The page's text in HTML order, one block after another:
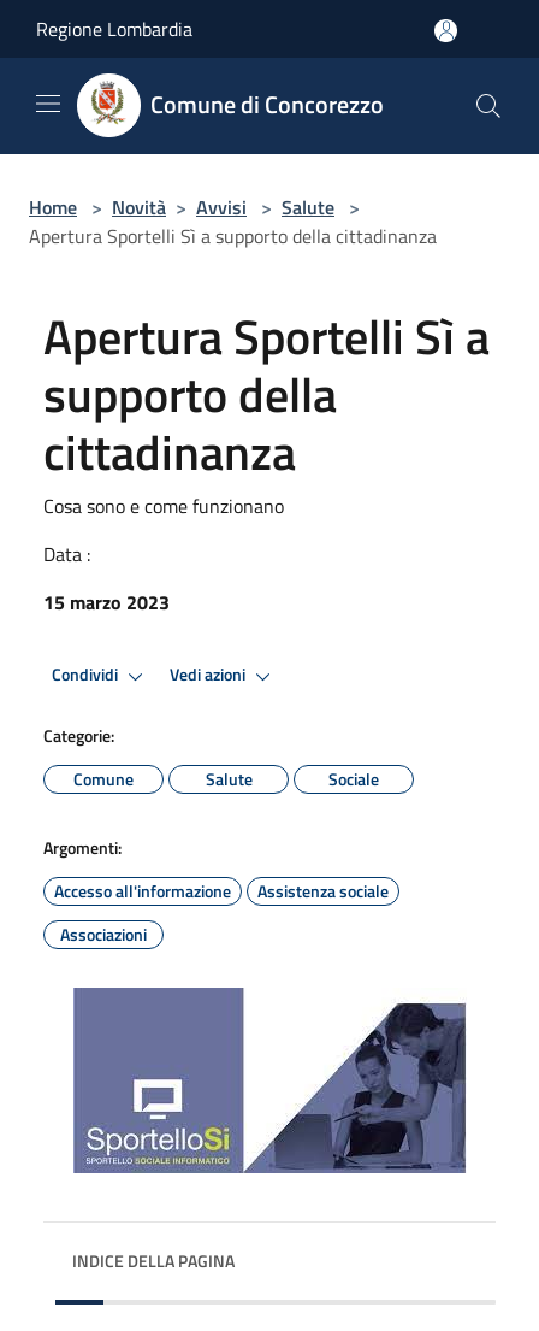
Regione Lombardia
Comune di Concorezzo
Home > Novità > Avvisi > Salute >
Apertura Sportelli Sì a supporto della cittadinanza
Apertura Sportelli Sì a
supporto della
cittadinanza
Cosa sono e come funzionano
Data :
15 marzo 2023
Condividi Vedi azioni
Categorie:
Comune
Salute Sociale
Argomenti:
Accesso all'informazione
Assistenza sociale
Associazioni
INDICE DELLA PAGINA